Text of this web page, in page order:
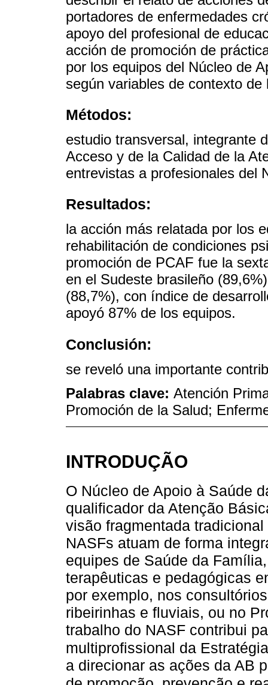
portadores de enfermedades
apoyo del profesional de
acción de promoción de
por los equipos del Núcleo de
según variables de contexto
Métodos:
estudio transversal, integrante
Acceso y de la Calidad de la
entrevistas a profesionales del
Resultados:
la acción más relatada por los
rehabilitación de condiciones
promoción de PCAF fue la
en el Sudeste brasileño
(88,7%), con índice de
apoyó 87% de los equipos.
Conclusión:
se reveló una importante
Palabras clave: Atención
Promoción de la Salud;
INTRODUÇÃO
O Núcleo de Apoio à Saúde
qualificador da Atenção
visão fragmentada
NASFs atuam de forma
equipes de Saúde da
terapêuticas e pedagógicas
por exemplo, nos
ribeirinhas e fluviais, ou no
trabalho do NASF contribui
multiprofissional da
a direcionar as ações da AB